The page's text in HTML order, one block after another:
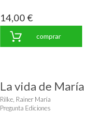
14,00 €
comprar
La vida de María
Rilke, Rainer María
Pregunta Ediciones